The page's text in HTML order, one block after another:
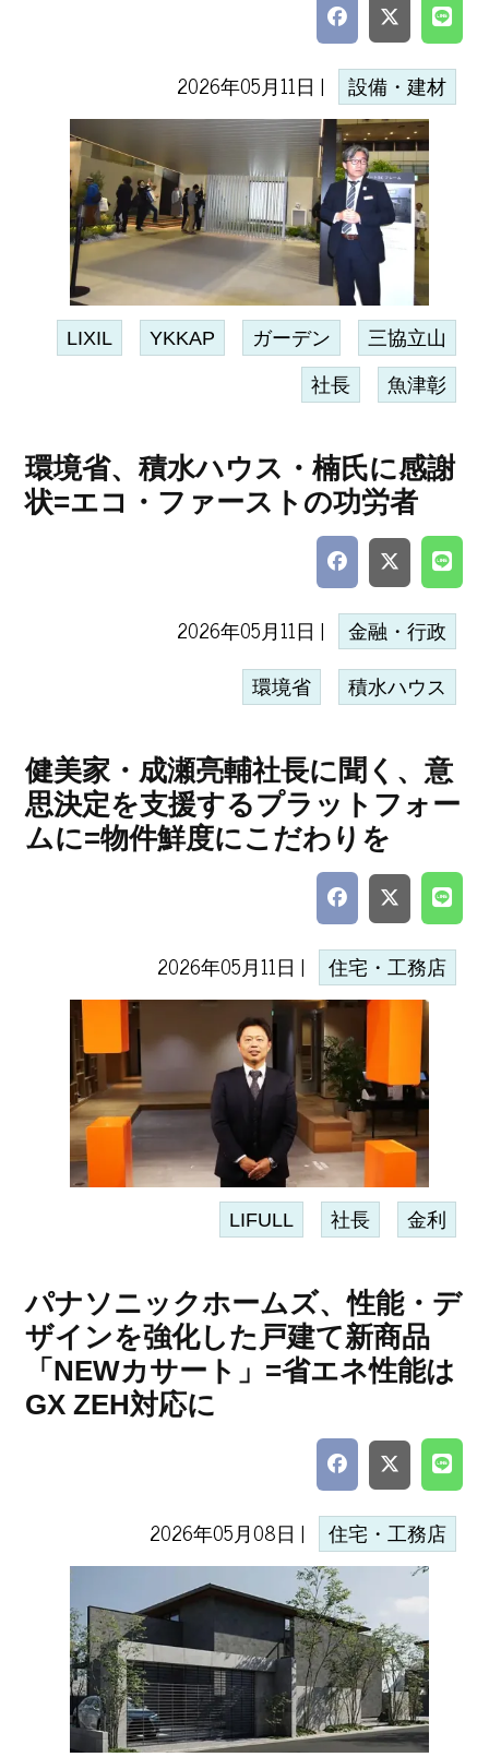
2026年05月11日 | 設備・建材
LIXIL YKKAP ガーデン 三協立山
社長 魚津彰
環境省、積水ハウス・楠氏に感謝
状=エコ・ファーストの功労者
2026年05月11日 | 金融・行政
環境省 積水ハウス
健美家・成瀬亮輔社長に聞く、意
思決定を支援するプラットフォー
ムに=物件鮮度にこだわりを
2026年05月11日 | 住宅・工務店
LIFULL 社長 金利
パナソニックホームズ、性能・デ
ザインを強化した戸建て新商品
「NEWカサート」=省エネ性能は
GX ZEH対応に
2026年05月08日 | 住宅・工務店